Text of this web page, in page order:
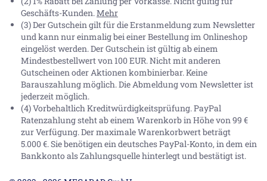
Geschäfts-Kunden.Mehr
(3) Der Gutschein gilt für die Erstanmeldung zum Newsletter
und kann nur einmalig bei einer Bestellung im Onlineshop
eingelöst werden. Der Gutschein ist gültig ab einem
Mindestbestellwert von 100 EUR. Nicht mit anderen
Gutscheinen oder Aktionen kombinierbar. Keine
Barauszahlung möglich. Die Abmeldung vom Newsletter ist
jederzeit möglich.
(4) Vorbehaltlich Kreditwürdigkeitsprüfung. PayPal
Ratenzahlung steht ab einem Warenkorb in Höhe von99 €
zur Verfügung. Der maximale Warenkorbwert beträgt
5.000 €. Sie benötigen ein deutsches PayPal-Konto, in dem ein
Bankkonto als Zahlungsquelle hinterlegt und bestätigt ist.